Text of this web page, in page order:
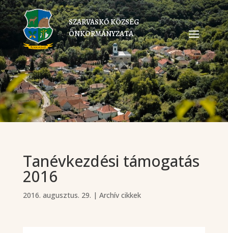
SZARVASKŐ KÖZSÉG
ÖNKORMÁNYZATA
Tanévkezdési támogatás
2016
2016. augusztus. 29. | Archív cikkek